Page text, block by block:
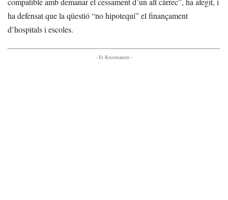
ha defensat que la qüestió “no hipotequi” el finançament
d’hospitals i escoles.
- Et Recomanem -